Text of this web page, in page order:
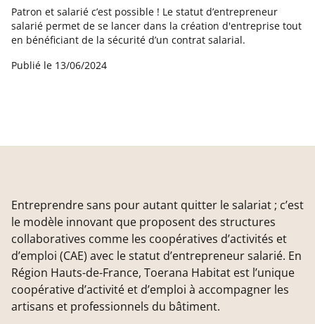
Patron et salarié c’est possible ! Le statut d’entrepreneur
salarié permet de se lancer dans la création d'entreprise tout
en bénéficiant de la sécurité d’un contrat salarial.
Publié le 13/06/2024
Entreprendre sans pour autant quitter le salariat ; c’est
le modèle innovant que proposent des structures
collaboratives comme les coopératives d’activités et
d’emploi (CAE) avec le statut d’entrepreneur salarié. En
Région Hauts-de-France, Toerana Habitat est l’unique
coopérative d’activité et d’emploi à accompagner les
artisans et professionnels du bâtiment.